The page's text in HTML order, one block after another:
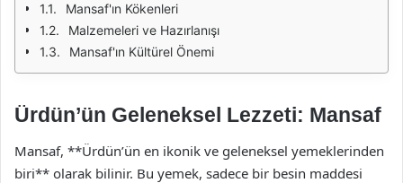
Mansaf'ın Kökenleri
Malzemeleri ve Hazırlanışı
Mansaf'ın Kültürel Önemi
Ürdün’ün Geleneksel Lezzeti: Mansaf
Mansaf, **Ürdün’ün en ikonik ve geleneksel yemeklerinden
biri** olarak bilinir. Bu yemek, sadece bir besin maddesi